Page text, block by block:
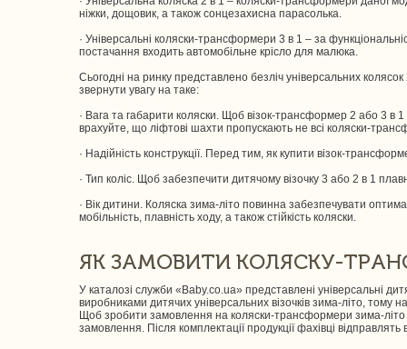
ніжки, дощовик, а також сонцезахисна парасолька.
· Універсальні коляски-трансформери 3 в 1 – за
постачання входить автомобільне крісло для малюка.
Сьогодні на ринку представлено безліч універсальних
звернути увагу на таке:
· Вага та габарити коляски. Щоб візок-трансформер 2 або 3 в
врахуйте, що ліфтові шахти пропускають не всі коляски-
· Надійність конструкції. Перед тим, як купити візок-
· Тип коліс. Щоб забезпечити дитячому візочку 3 або 2 в 1
· Вік дитини. Коляска зима-літо повинна забезпечувати
мобільність, плавність ходу, а також стійкість коляски.
ЯК ЗАМОВИТИ КОЛЯСКУ-
У каталозі служби «Baby.co.ua» представлені універсальні
виробниками дитячих універсальних візочків зима-літо, тому
Щоб зробити замовлення на коляски-трансформери зима-літо
замовлення. Після комплектації продукції фахівці